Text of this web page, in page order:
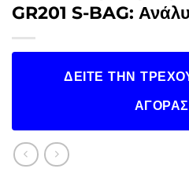
GR201 S-BAG:
ΔΕΊΤΕ ΤΗΝ